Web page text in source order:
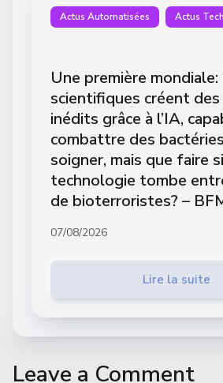
Actus Automatisées Actus Tech
Une première mondiale:
scientifiques créent des
inédits grâce à l’IA,
combattre des
soigner, mais que faire
technologie tombe
de bioterroristes? –
07/08/2026
Lire la suite
Leave a Comment